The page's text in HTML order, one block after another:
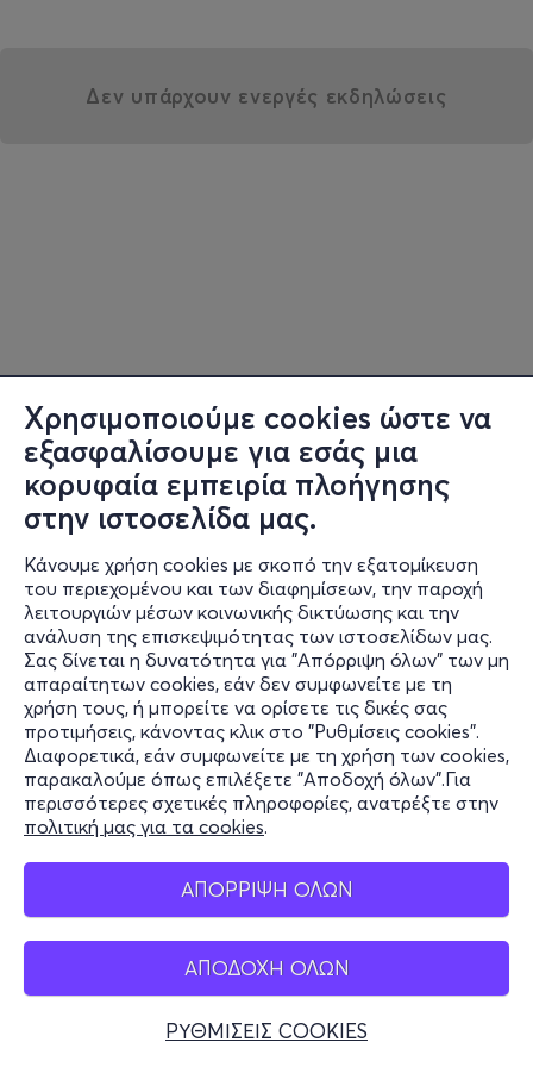
Χρησιμοποιούμε cookies ώστε να
εξασφαλίσουμε για εσάς μια
κορυφαία εμπειρία πλοήγησης
στην ιστοσελίδα μας.
Κάνουμε χρήση cookies με σκοπό την εξατομίκευση
του περιεχομένου και των διαφημίσεων, την παροχή
λειτουργιών μέσων κοινωνικής δικτύωσης και την
ανάλυση της επισκεψιμότητας των ιστοσελίδων μας.
Σας δίνεται η δυνατότητα για "Απόρριψη όλων" των μη
απαραίτητων cookies, εάν δεν συμφωνείτε με τη
χρήση τους, ή μπορείτε να ορίσετε τις δικές σας
προτιμήσεις, κάνοντας κλικ στο "Ρυθμίσεις cookies".
Διαφορετικά, εάν συμφωνείτε με τη χρήση των cookies,
παρακαλούμε όπως επιλέξετε "Αποδοχή όλων".Για
περισσότερες σχετικές πληροφορίες, ανατρέξτε στην
πολιτική μας για τα cookies.
ΑΠΟΡΡΙΨΗ ΟΛΩΝ
ΑΠΟΔΟΧΗ ΟΛΩΝ
ΡΥΘΜΙΣΕΙΣ COOKIES
Δεν υπάρχουν ενεργές εκδηλώσεις